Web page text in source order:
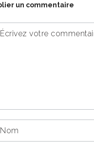
un commentaire